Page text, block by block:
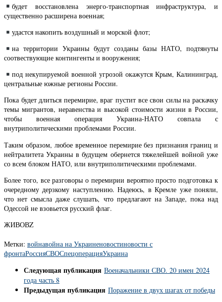
будет восстановлена энерго-транспортная инфраструктура, и
существенно расширена военная;
удастся накопить воздушный и морской флот;
на территории Украины будут созданы базы НАТО, подтянуты
соотвествующие контингенты и вооружения;
под некупируемой военной угрозой окажутся Крым, Калининград,
центральные южные регионы России.
Пока будет длиться перемирие, враг пустит все свои силы на раскачку
темы мигрантов, неравенства и высокой стоимости жизни в России,
чтобы военная операция Украина-НАТО совпала с
внутриполитическими проблемами России.
Таким образом, любое временное перемирие без признания границ и
нейтралитета Украины в будущем обернется тяжелейшей войной уже
со всем блоком НАТО, или внутриполитическими проблемами.
Более того, все разговоры о перемирии вероятно просто подготовка к
очередному дерзкому наступлению. Надеюсь, в Кремле уже поняли,
что нет смысла даже слушать, что предлагают на Западе, пока над
Одессой не взовьется русский флаг.
ЖИВОВZ
Метки: войнавойна на Украиненовостиновости с
фронтаРоссияСВОСпецоперацияУкраина
Следующая публикация Военачальники СВО. 20 имен 2024
года часть 8
Предыдущая публикация Поражение в двух шагах от победы